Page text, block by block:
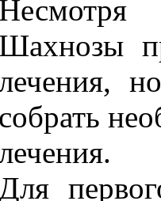
Шахнозы
собрать